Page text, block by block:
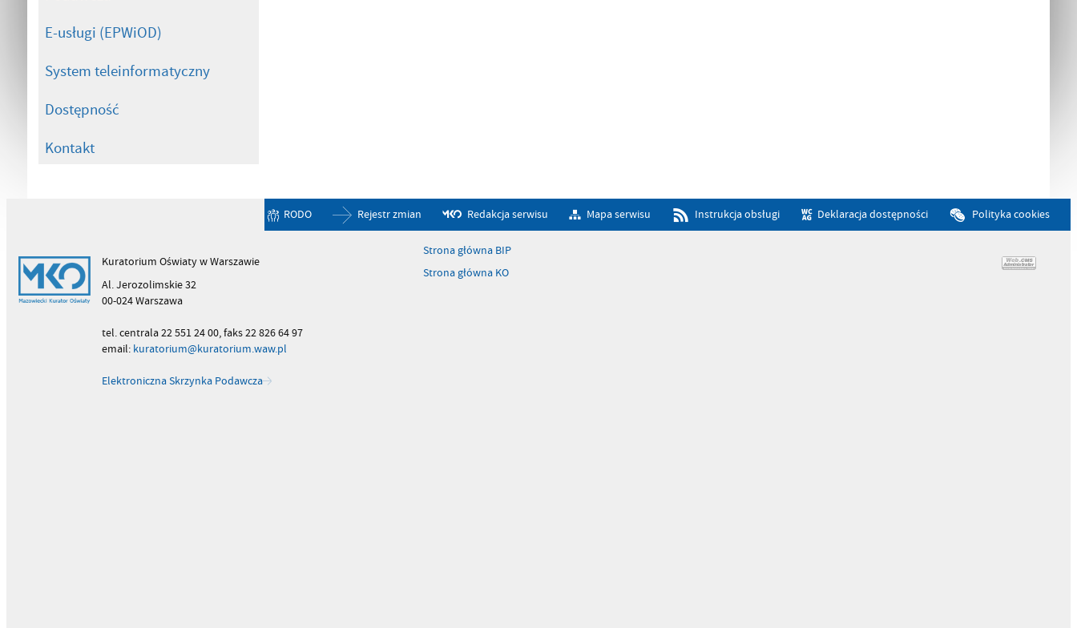
E-usługi (EPWiOD)
System teleinformatyczny
Dostępność
Kontakt
RODO Rejestr zmian Redakcja serwisu Mapa serwisu Instrukcja obsługi Deklaracja dostępności Polityka cookies
Kuratorium Oświaty w Warszawie
Al. Jerozolimskie 32
00-024 Warszawa
tel. centrala 22 551 24 00, faks 22 826 64 97
email: kuratorium@kuratorium.waw.pl
Elektroniczna Skrzynka Podawcza
Strona główna BIP
Strona główna KO